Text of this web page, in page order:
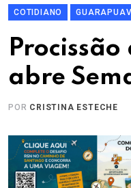
COTIDIANO
Procissão
abre
POR CRISTINA ESTECHE